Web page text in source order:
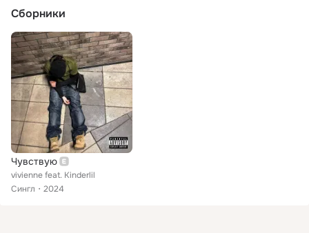
Сборники
Чувствую
vivienne feat. Kinderlil
Сингл
2024